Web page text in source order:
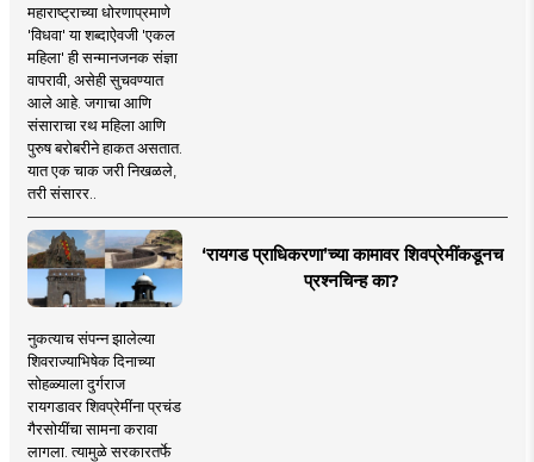
महाराष्ट्राच्या धोरणाप्रमाणे
'विधवा' या शब्दाऐवजी 'एकल
महिला' ही सन्मानजनक संज्ञा
वापरावी, असेही सुचवण्यात
आले आहे. जगाचा आणि
संसाराचा रथ महिला आणि
पुरुष बरोबरीने हाकत असतात.
यात एक चाक जरी निखळले,
तरी संसारर..
‘रायगड प्राधिकरणा’च्या कामावर शिवप्रेमींकडूनच
प्रश्नचिन्ह का?
नुकत्याच संपन्न झालेल्या
शिवराज्याभिषेक दिनाच्या
सोहळ्याला दुर्गराज
रायगडावर शिवप्रेमींना प्रचंड
गैरसोयींचा सामना करावा
लागला. त्यामुळे सरकारतर्फे